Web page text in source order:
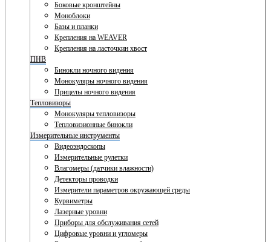
Боковые кронштейны
Моноблоки
Базы и планки
Крепления на WEAVER
Крепления на ласточкин хвост
ПНВ
Бинокли ночного видения
Монокуляры ночного видения
Прицелы ночного видения
Тепловизоры
Монокуляры тепловизоры
Тепловизионные бинокли
Измерительные инструменты
Видеоэндоскопы
Измерительные рулетки
Влагомеры (датчики влажности)
Детекторы проводки
Измерители параметров окружающей среды
Курвиметры
Лазерные уровни
Приборы для обслуживания сетей
Цифровые уровни и угломеры